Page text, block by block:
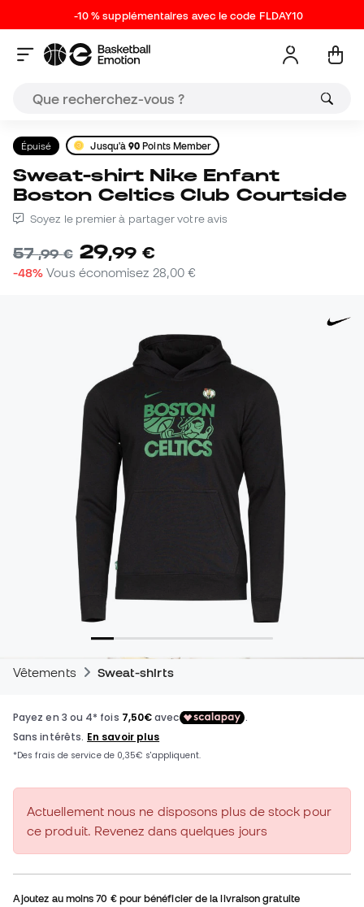
-10 % supplémentaires avec le code FLDAY10
Épuisé Jusqu'à90 Points Member
Sweat-shirt Nike Enfant
Boston Celtics Club Courtside
Soyez le premier à partager votre avis
57,99 € 29,99 €
-48% Vous économisez 28,00 €
Vêtements Sweat-shirts
Actuellement nous ne disposons plus de stock pour
ce produit. Revenez dans quelques jours
Ajoutez au moins70 €pour bénéficier de la livraison gratuite